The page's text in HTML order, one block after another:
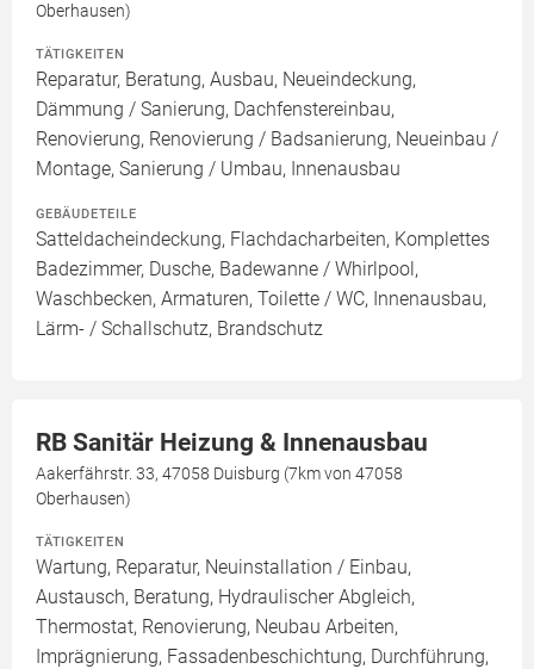
Oberhausen)
TÄTIGKEITEN
Reparatur, Beratung, Ausbau, Neueindeckung,
Dämmung / Sanierung, Dachfenstereinbau,
Renovierung, Renovierung / Badsanierung, Neueinbau /
Montage, Sanierung / Umbau, Innenausbau
GEBÄUDETEILE
Satteldacheindeckung, Flachdacharbeiten, Komplettes
Badezimmer, Dusche, Badewanne / Whirlpool,
Waschbecken, Armaturen, Toilette / WC, Innenausbau,
Lärm- / Schallschutz, Brandschutz
RB Sanitär Heizung & Innenausbau
Aakerfährstr. 33, 47058 Duisburg (7km von 47058
Oberhausen)
TÄTIGKEITEN
Wartung, Reparatur, Neuinstallation / Einbau,
Austausch, Beratung, Hydraulischer Abgleich,
Thermostat, Renovierung, Neubau Arbeiten,
Imprägnierung, Fassadenbeschichtung, Durchführung,